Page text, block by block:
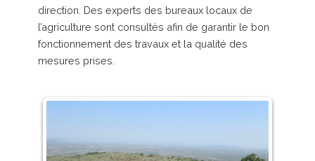
direction. Des experts des bureaux locaux de
l’agriculture sont consultés afin de garantir le bon
fonctionnement des travaux et la qualité des
mesures prises.